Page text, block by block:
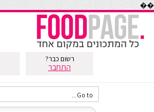
��
רשום כבר?
התחבר